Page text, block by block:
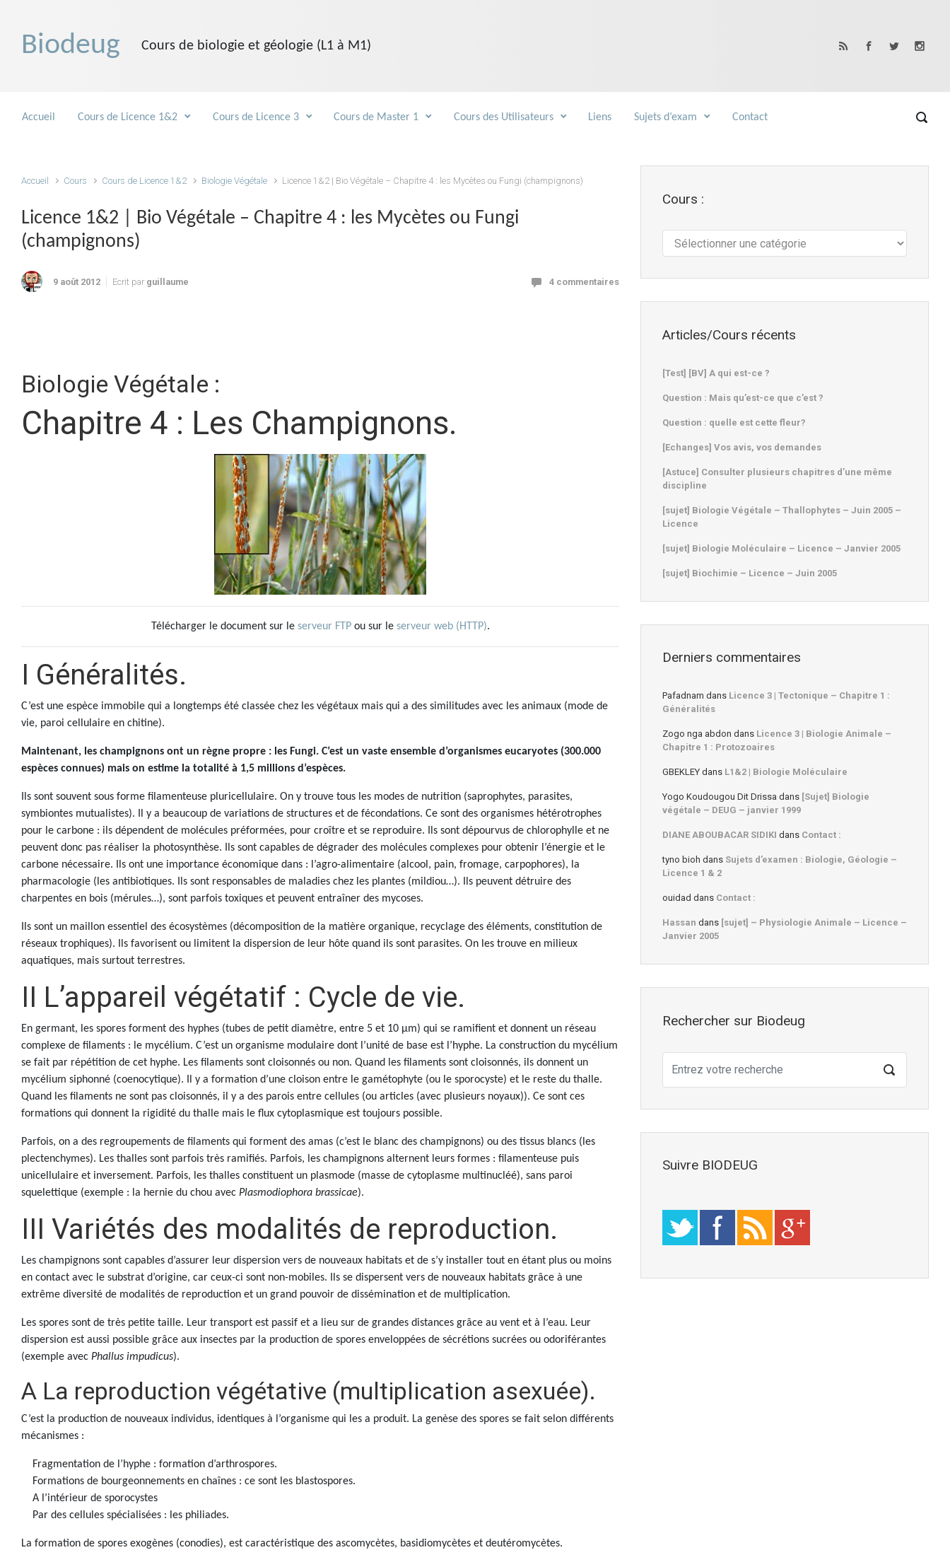
Biodeug Cours de biologie et géologie (L1 à M1)
Accueil Cours de Licence 1&2 Cours de Licence 3 Cours de Master 1 Cours des Utilisateurs Liens Sujets d’exam Contact
Accueil Cours Cours de Licence 1&2 Biologie Végétale Licence 1&2 | Bio Végétale – Chapitre 4 : les Mycètes ou Fungi (champignons)
Licence 1&2 | Bio Végétale – Chapitre 4 : les Mycètes ou Fungi
(champignons)
9 août 2012 Ecrit par guillaume 4 commentaires
Biologie Végétale :
Chapitre 4 : Les Champignons.
Télécharger le document sur le serveur FTPou sur le serveur web (HTTP).
I Généralités.
C’est une espèce immobile qui a longtemps été classée chez les végétaux mais qui a des similitudes avec les animaux (mode de
vie, paroi cellulaire en chitine).
Maintenant, les champignons ont un règne propre : les Fungi. C’est un vaste ensemble d’organismes eucaryotes (300.000
espèces connues) mais on estime la totalité à 1,5 millions d’espèces.
Ils sont souvent sous forme filamenteuse pluricellulaire. On y trouve tous les modes de nutrition (saprophytes, parasites,
symbiontes mutualistes). Il y a beaucoup de variations de structures et de fécondations. Ce sont des organismes hétérotrophes
pour le carbone : ils dépendent de molécules préformées, pour croître et se reproduire. Ils sont dépourvus de chlorophylle et ne
peuvent donc pas réaliser la photosynthèse. Ils sont capables de dégrader des molécules complexes pour obtenir l’énergie et le
carbone nécessaire. Ils ont une importance économique dans : l’agro-alimentaire (alcool, pain, fromage, carpophores), la
pharmacologie (les antibiotiques. Ils sont responsables de maladies chez les plantes (mildiou…). Ils peuvent détruire des
charpentes en bois (mérules…), sont parfois toxiques et peuvent entraîner des mycoses.
Ils sont un maillon essentiel des écosystèmes (décomposition de la matière organique, recyclage des éléments, constitution de
réseaux trophiques). Ils favorisent ou limitent la dispersion de leur hôte quand ils sont parasites. On les trouve en milieux
aquatiques, mais surtout terrestres.
II L’appareil végétatif : Cycle de vie.
En germant, les spores forment des hyphes (tubes de petit diamètre, entre 5 et 10 µm) qui se ramifient et donnent un réseau
complexe de filaments : le mycélium. C’est un organisme modulaire dont l’unité de base est l’hyphe. La construction du mycélium
se fait par répétition de cet hyphe. Les filaments sont cloisonnés ou non. Quand les filaments sont cloisonnés, ils donnent un
mycélium siphonné (coenocytique). Il y a formation d’une cloison entre le gamétophyte (ou le sporocyste) et le reste du thalle.
Quand les filaments ne sont pas cloisonnés, il y a des parois entre cellules (ou articles (avec plusieurs noyaux)). Ce sont ces
formations qui donnent la rigidité du thalle mais le flux cytoplasmique est toujours possible.
Parfois, on a des regroupements de filaments qui forment des amas (c’est le blanc des champignons) ou des tissus blancs (les
plectenchymes). Les thalles sont parfois très ramifiés. Parfois, les champignons alternent leurs formes : filamenteuse puis
unicellulaire et inversement. Parfois, les thalles constituent un plasmode (masse de cytoplasme multinucléé), sans paroi
squelettique (exemple : la hernie du chou avec Plasmodiophora brassicae).
III Variétés des modalités de reproduction.
Les champignons sont capables d’assurer leur dispersion vers de nouveaux habitats et de s’y installer tout en étant plus ou moins
en contact avec le substrat d’origine, car ceux-ci sont non-mobiles. Ils se dispersent vers de nouveaux habitats grâce à une
extrême diversité de modalités de reproduction et un grand pouvoir de dissémination et de multiplication.
Les spores sont de très petite taille. Leur transport est passif et a lieu sur de grandes distances grâce au vent et à l’eau. Leur
dispersion est aussi possible grâce aux insectes par la production de spores enveloppées de sécrétions sucrées ou odoriférantes
(exemple avec Phallus impudicus).
A La reproduction végétative (multiplication asexuée).
C’est la production de nouveaux individus, identiques à l’organisme qui les a produit. La genèse des spores se fait selon différents
mécanismes :
Fragmentation de l’hyphe : formation d’arthrospores.
Formations de bourgeonnements en chaînes : ce sont les blastospores.
A l’intérieur de sporocystes
Par des cellules spécialisées : les philiades.
La formation de spores exogènes (conodies), est caractéristique des ascomycètes, basidiomycètes et deutéromycètes.
Cours :
Articles/Cours récents
[Test] [BV] A qui est-ce ?
Question : Mais qu’est-ce que c’est ?
Question : quelle est cette fleur?
[Echanges] Vos avis, vos demandes
[Astuce] Consulter plusieurs chapitres d’une même
discipline
[sujet] Biologie Végétale – Thallophytes – Juin 2005 –
Licence
[sujet] Biologie Moléculaire – Licence – Janvier 2005
[sujet] Biochimie – Licence – Juin 2005
Derniers commentaires
Pafadnam dans Licence 3 | Tectonique – Chapitre 1 :
Généralités
Zogo nga abdon dans Licence 3 | Biologie Animale –
Chapitre 1 : Protozoaires
GBEKLEY dans L1&2 | Biologie Moléculaire
Yogo Koudougou Dit Drissa dans [Sujet] Biologie
végétale – DEUG – janvier 1999
DIANE ABOUBACAR SIDIKI dans Contact :
tyno bioh dans Sujets d’examen : Biologie, Géologie –
Licence 1 & 2
ouidad dans Contact :
Hassan dans [sujet] – Physiologie Animale – Licence –
Janvier 2005
Rechercher sur Biodeug
Suivre BIODEUG